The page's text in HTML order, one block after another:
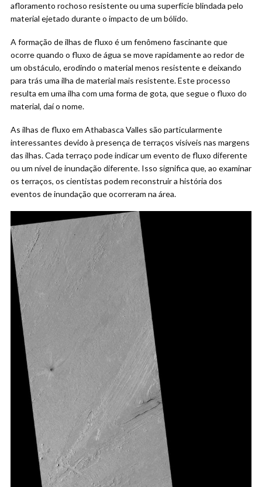
afloramento rochoso resistente ou uma superfície blindada pelo
material ejetado durante o impacto de um bólido.
A formação de ilhas de fluxo é um fenômeno fascinante que
ocorre quando o fluxo de água se move rapidamente ao redor de
um obstáculo, erodindo o material menos resistente e deixando
para trás uma ilha de material mais resistente. Este processo
resulta em uma ilha com uma forma de gota, que segue o fluxo do
material, daí o nome.
As ilhas de fluxo em Athabasca Valles são particularmente
interessantes devido à presença de terraços visíveis nas margens
das ilhas. Cada terraço pode indicar um evento de fluxo diferente
ou um nível de inundação diferente. Isso significa que, ao examinar
os terraços, os cientistas podem reconstruir a história dos
eventos de inundação que ocorreram na área.